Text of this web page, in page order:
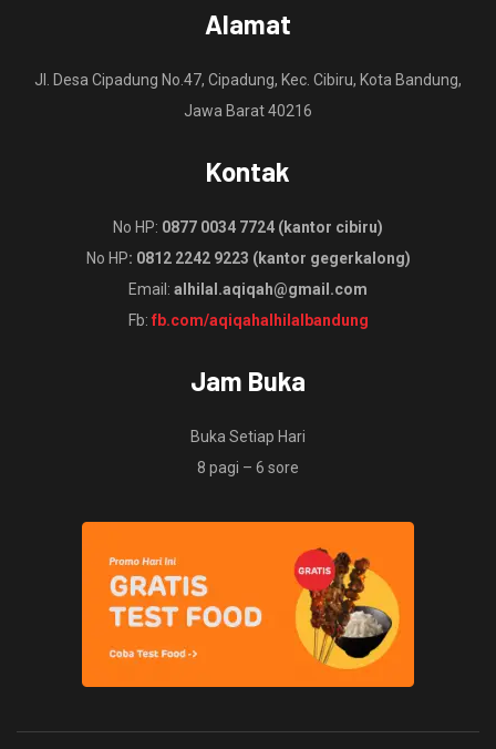
Alamat
Jl. Desa Cipadung No.47, Cipadung, Kec. Cibiru, Kota Bandung,
Jawa Barat 40216
Kontak
No HP: 0877 0034 7724 (kantor cibiru)
No HP: 0812 2242 9223 (kantor gegerkalong)
Email: alhilal.aqiqah@gmail.com
Fb: fb.com/aqiqahalhilalbandung
Jam Buka
Buka Setiap Hari
8 pagi – 6 sore